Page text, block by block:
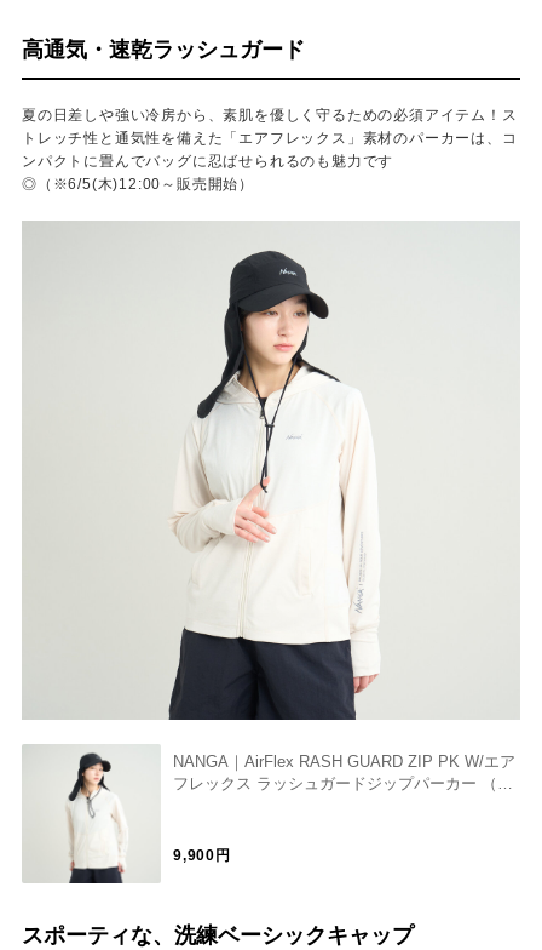
高通気・速乾ラッシュガード
夏の日差しや強い冷房から、素肌を優しく守るための必須アイテム！ス
トレッチ性と通気性を備えた「エアフレックス」素材のパーカーは、コ
ンパクトに畳んでバッグに忍ばせられるのも魅力です
◎（※6/5(木)12:00～販売開始）
NANGA｜AirFlex RASH GUARD ZIP PK W/エア
フレックス ラッシュガードジップパーカー （ウ
9,900円
スポーティな、洗練ベーシックキャップ